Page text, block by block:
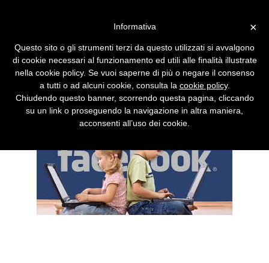
fascicolo su Facebook (e
Instagram)
La verifica sull'età dei minori verrà estesa
anche agli altri social network.
×
Informativa
Questo sito o gli strumenti terzi da questo utilizzati si avvalgono
di cookie necessari al funzionamento ed utili alle finalità illustrate
nella cookie policy. Se vuoi saperne di più o negare il consenso
a tutti o ad alcuni cookie, consulta la cookie policy.
Chiudendo questo banner, scorrendo questa pagina, cliccando
su un link o proseguendo la navigazione in altra maniera,
acconsenti all’uso dei cookie.